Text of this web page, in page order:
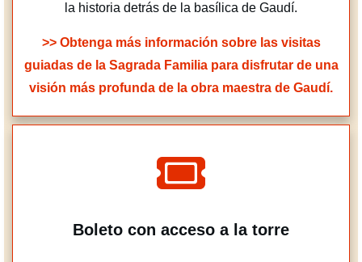
la historia detrás de la basílica de Gaudí.
>> Obtenga más información sobre las visitas
guiadas de la Sagrada Familia para disfrutar de una
visión más profunda de la obra maestra de Gaudí.
Boleto con acceso a la torre